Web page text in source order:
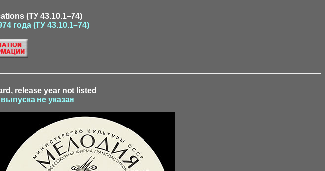
(ТУ 43.10.1–74)
года (ТУ 43.10.1–74)
release year not listed
не указан